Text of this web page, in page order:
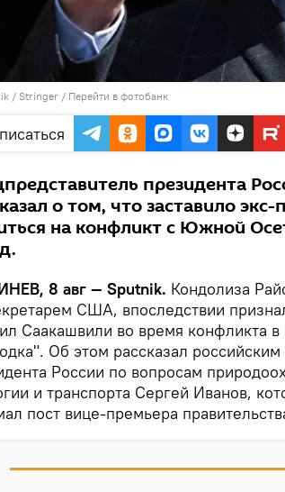
/ Stringer / Перейти в фотобанк
президента
о том, что заставило экс-
на конфликт с Южной
8 авг — Sputnik. Кондолиза
США, впоследствии
Саакашвили во время конфликта
Об этом рассказал
России по вопросам
и транспорта Сергей Иванов,
пост вице-премьера